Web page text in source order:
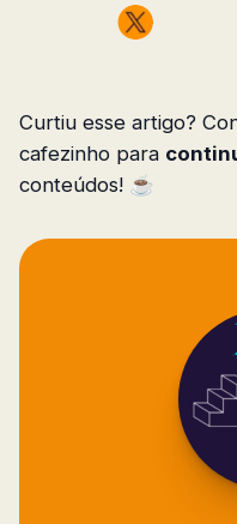
Curtiu esse artigo?
cafezinho para
conteúdos! ☕